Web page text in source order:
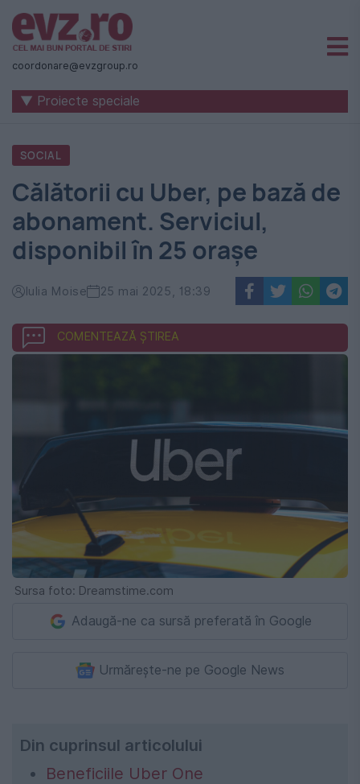
Știri
naționale
internaționale
România
-
Evenimentul
Zilei
coordonare@evzgroup.ro
▼ Proiecte speciale
SOCIAL
Călătorii cu Uber, pe bază de
abonament. Serviciul,
disponibil în 25 orașe
Iulia Moise 25 mai 2025, 18:39
COMENTEAZĂ ȘTIREA
Sursa foto: Dreamstime.com
Adaugă-ne ca sursă preferată în Google
Urmărește-ne pe Google News
Din cuprinsul articolului
Beneficiile Uber One